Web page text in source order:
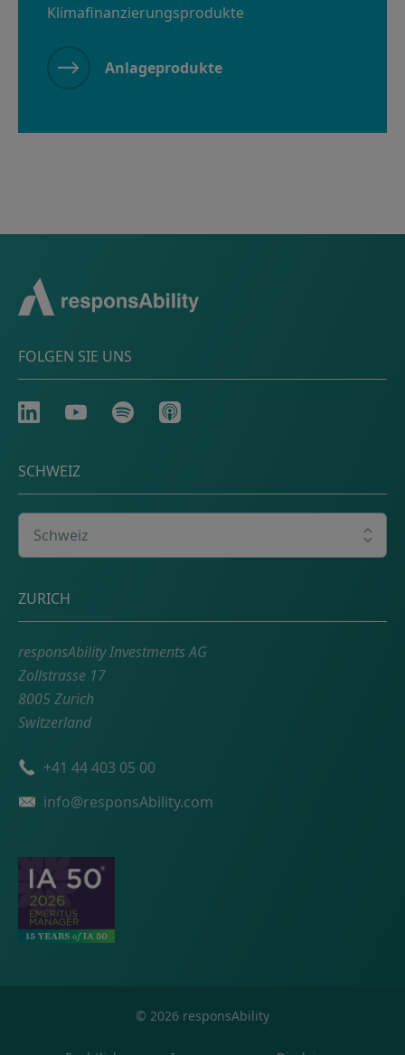
Klimafinanzierungsprodukte
Anlageprodukte
FOLGEN SIE UNS
LinkedInYoutubeSpotify Apple
SCHWEIZ
Adresse
ZURICH
responsAbility Investments AG
Zollstrasse 17
8005 Zurich
Switzerland
Telefonnummer
+41 44 403 05 00
Emailinfo@responsAbility.com
© 2026 responsAbility